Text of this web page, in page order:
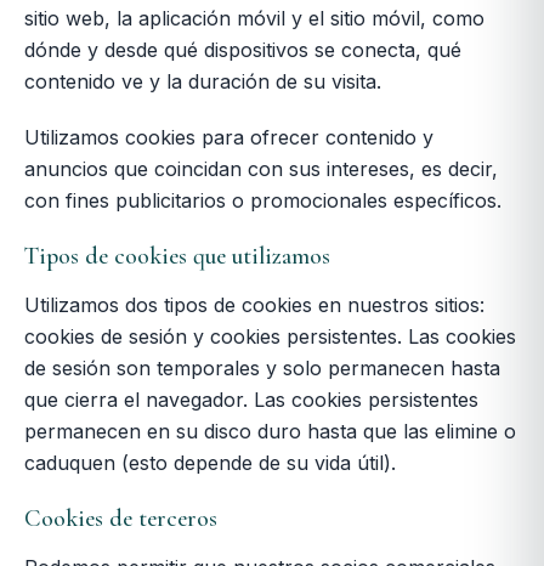
sitio web, la aplicación móvil y el sitio móvil, como
dónde y desde qué dispositivos se conecta, qué
contenido ve y la duración de su visita.
Utilizamos cookies para ofrecer contenido y
anuncios que coincidan con sus intereses, es decir,
con fines publicitarios o promocionales específicos.
Tipos de cookies que utilizamos
Utilizamos dos tipos de cookies en nuestros sitios:
cookies de sesión y cookies persistentes. Las cookies
de sesión son temporales y solo permanecen hasta
que cierra el navegador. Las cookies persistentes
permanecen en su disco duro hasta que las elimine o
caduquen (esto depende de su vida útil).
Cookies de terceros